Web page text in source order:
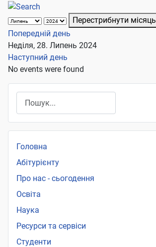
Перестрибнути місяць
Попередній день
Неділя, 28. Липень 2024
Наступний день
No events were found
Головна
Абітурієнту
Про нас - сьогодення
Освіта
Наука
Ресурси та сервіси
Студенти